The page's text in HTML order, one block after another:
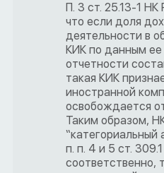
П. 3 ст. 25.13-1
что если доля
деятельности в
КИК по данным
отчетности
такая КИК
иностранной
освобождается
Таким образом,
“категориальный
п. п. 4 и 5 ст.
соответственно,